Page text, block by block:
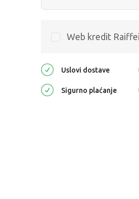
Web kredit
Uslovi dostave
Sigurno plaćanje